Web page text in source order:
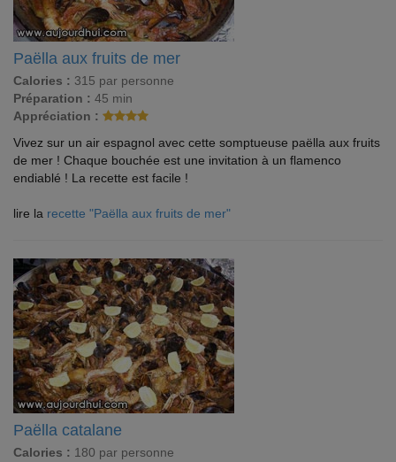
Paëlla aux fruits de mer
Calories : 315 par personne
Préparation : 45 min
Appréciation :
Vivez sur un air espagnol avec cette somptueuse paëlla aux fruits
de mer ! Chaque bouchée est une invitation à un flamenco
endiablé ! La recette est facile !
lire la recette "Paëlla aux fruits de mer"
Paëlla catalane
Calories : 180 par personne